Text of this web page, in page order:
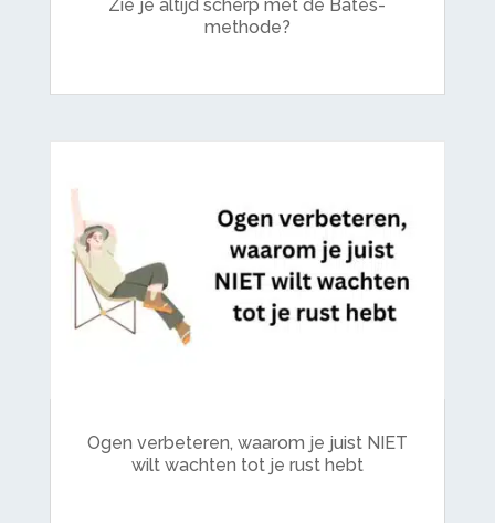
Zie je altijd scherp met de Bates-
methode?
Ogen verbeteren, waarom je juist NIET
wilt wachten tot je rust hebt